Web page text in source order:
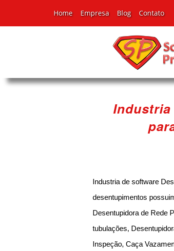
Home Empresa Blog Contato
Industria
Industria de software
desentupimentos
Desentupidora de Rede
tubulações,
Inspeção, Caça